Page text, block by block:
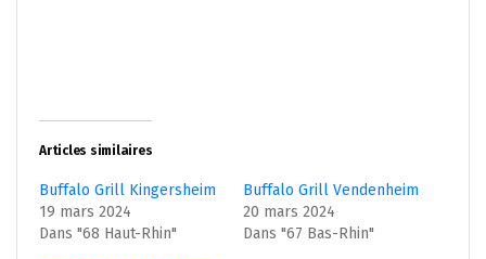
Articles similaires
Buffalo Grill Kingersheim
19 mars 2024
Dans "68 Haut-Rhin"
Buffalo Grill Vendenheim
20 mars 2024
Dans "67 Bas-Rhin"